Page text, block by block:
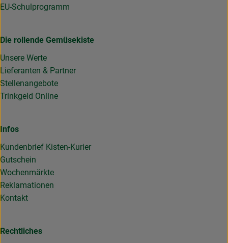
EU-Schulprogramm
Die rollende Gemüsekiste
Unsere Werte
Lieferanten & Partner
Stellenangebote
Trinkgeld Online
Infos
Kundenbrief Kisten-Kurier
Gutschein
Wochenmärkte
Reklamationen
Kontakt
Rechtliches